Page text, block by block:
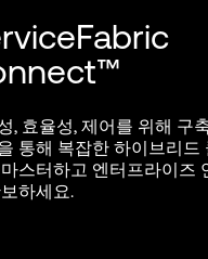
, 효율성, 제어를 위해 구
통해 복잡한 하이브리드
스터하고 엔터프라이즈
하세요.